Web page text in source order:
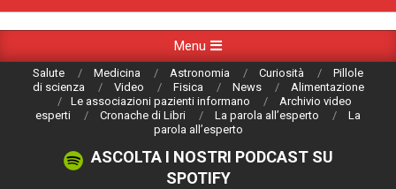
Navigation
Menu
Salute Medicina Astronomia Curiosità
Pillole
di scienza
Video Fisica News
Alimentazione
Le associazioni pazienti informano
Archivio video
esperti
Cronache di Libri La parola all’esperto
La
parola all’esperto
ASCOLTA I NOSTRI PODCAST SU
SPOTIFY